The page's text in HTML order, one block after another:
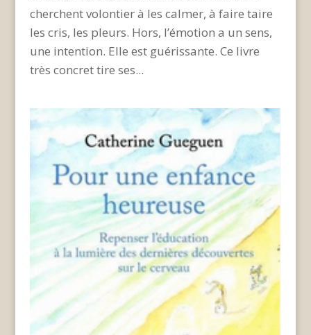
cherchent volontier à les calmer, à faire taire
les cris, les pleurs. Hors, l’émotion a un sens,
une intention. Elle est guérissante. Ce livre
très concret tire ses...